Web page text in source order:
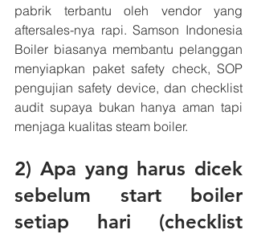
pabrik terbantu oleh vendor yang
aftersales-nya rapi. Samson Indonesia
Boiler biasanya membantu pelanggan
menyiapkan paket safety check, SOP
pengujian safety device, dan checklist
audit supaya bukan hanya aman tapi
menjaga kualitas steam boiler.
2) Apa yang harus dicek
sebelum start boiler
setiap hari (checklist